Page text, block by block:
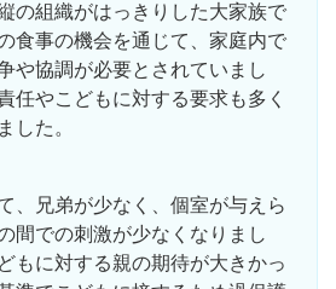
の組織がはっきりした大家族で
食事の機会を通じて、家庭内で
や協調が必要とされていまし
任やこどもに対する要求も多く
した。
、兄弟が少なく、個室が与えら
間での刺激が少なくなりまし
もに対する親の期待が大きかっ